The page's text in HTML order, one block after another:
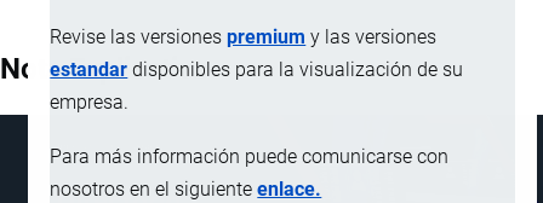
Revise las versionespremium y las versiones
estandar disponibles para la visualización de su
empresa.
Para más información puede comunicarse con
nosotros en el siguienteenlace.
Nota Explicativa